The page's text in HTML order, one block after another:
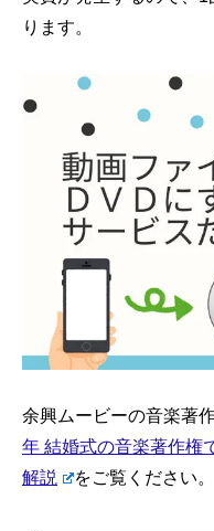
ります。
余興ムービーの音楽著
年 結婚式の音楽著作権
解説
をご覧ください。